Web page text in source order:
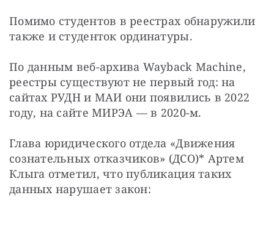
Помимо студентов в реестрах обнаружили
также и студенток ординатуры.
По данным веб-архива Wayback Machine,
реестры существуют не первый год: на
сайтах РУДН и МАИ они появились в 2022
году, на сайте МИРЭА — в 2020-м.
Глава юридического отдела «Движения
сознательных отказчиков» (ДСО)* Артем
Клыга отметил, что публикация таких
данных нарушает закон: